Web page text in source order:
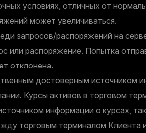
условиях, отличных от
может увеличиваться.
запросов/распоряжений на
или распоряжение. Попытка
отклонена.
достоверным источником
Курсы активов в торговом
информации о курсах, так
торговым терминалом Клиента